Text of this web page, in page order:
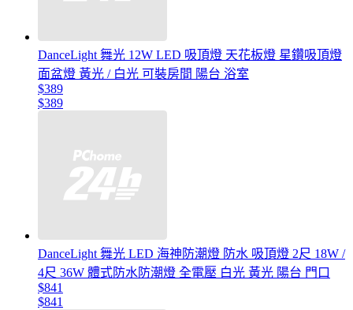
DanceLight 舞光 12W LED 吸頂燈 天花板燈 星鑽吸頂燈
面盆燈 黃光 / 白光 可裝房間 陽台 浴室
$389
$389
DanceLight 舞光 LED 海神防潮燈 防水 吸頂燈 2尺 18W /
4尺 36W 體式防水防潮燈 全電壓 白光 黃光 陽台 門口
$841
$841